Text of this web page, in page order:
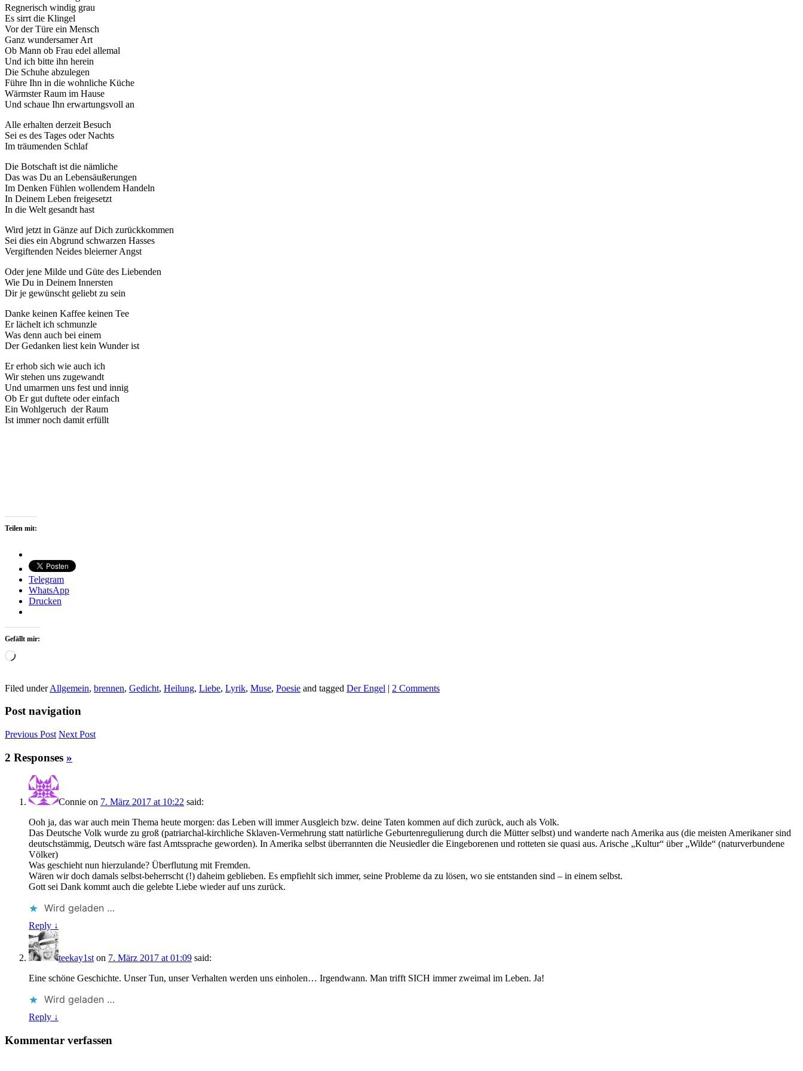
Regnerisch windig grau
Es sirrt die Klingel
Vor der Türe ein Mensch
Ganz wundersamer Art
Ob Mann ob Frau edel allemal
Und ich bitte ihn herein
Die Schuhe abzulegen
Führe Ihn in die wohnliche Küche
Wärmster Raum im Hause
Und schaue Ihn erwartungsvoll an
Alle erhalten derzeit Besuch
Sei es des Tages oder Nachts
Im träumenden Schlaf
Die Botschaft ist die nämliche
Das was Du an Lebensäußerungen
Im Denken Fühlen wollendem Handeln
In Deinem Leben freigesetzt
In die Welt gesandt hast
Wird jetzt in Gänze auf Dich zurückkommen
Sei dies ein Abgrund schwarzen Hasses
Vergiftenden Neides bleierner Angst
Oder jene Milde und Güte des Liebenden
Wie Du in Deinem Innersten
Dir je gewünscht geliebt zu sein
Danke keinen Kaffee keinen Tee
Er lächelt ich schmunzle
Was denn auch bei einem
Der Gedanken liest kein Wunder ist
Er erhob sich wie auch ich
Wir stehen uns zugewandt
Und umarmen uns fest und innig
Ob Er gut duftete oder einfach
Ein Wohlgeruch der Raum
Ist immer noch damit erfüllt
Teilen mit:
Telegram
WhatsApp
Drucken
Gefällt mir:
Wird
Filed underAllgemein, brennen, Gedicht, Heilung, Liebe, Lyrik, Muse, Poesie and tagged Der Engel | 2 Comments
Post navigation
Previous Post Next Post
2 Responses »
Connie on 7. März 2017 at 10:22 said:
Ooh ja, das war auch mein Thema heute morgen: das Leben will immer Ausgleich bzw. deine Taten kommen auf dich zurück, auch als Volk.
Das Deutsche Volk wurde zu groß (patriarchal-kirchliche Sklaven-Vermehrung statt natürliche Geburtenregulierung durch die Mütter selbst) und wanderte nach Amerika aus (die meisten Amerikaner sind
deutschstämmig, Deutsch wäre fast Amtssprache geworden). In Amerika selbst überrannten die Neusiedler die Eingeborenen und rotteten sie quasi aus. Arische „Kultur“ über „Wilde“ (naturverbundene
Völker)
Was geschieht nun hierzulande? Überflutung mit Fremden.
Wären wir doch damals selbst-beherrscht (!) daheim geblieben. Es empfiehlt sich immer, seine Probleme da zu lösen, wo sie entstanden sind – in einem selbst.
Gott sei Dank kommt auch die gelebte Liebe wieder auf uns zurück.
Wird geladen …
Reply ↓
teekay1ston 7. März 2017 at 01:09 said:
Eine schöne Geschichte. Unser Tun, unser Verhalten werden uns einholen… Irgendwann. Man trifft SICH immer zweimal im Leben. Ja!
Wird geladen …
Reply ↓
Kommentar verfassen